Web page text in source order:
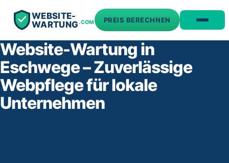
WEBSITE-
WARTUNG.COM PREIS BERECHNEN
Website-Wartung in
Eschwege – Zuverlässige
Webpflege für lokale
Unternehmen